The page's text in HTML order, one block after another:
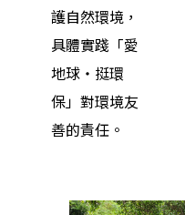
護自然環境，
具體實踐「愛
地球‧挺環
保」對環境友
善的責任。